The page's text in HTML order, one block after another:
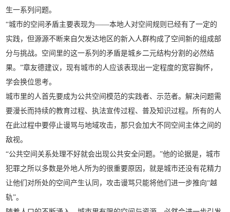
生一系列问题。
“城市的空间矛盾主要表现为——本地人对空间规则已经有了一定的
实践，但源源不断来自欠发达地区的新入人群构成了空间新的组成部
分与挑战。空间里的这一系列的矛盾是城乡二元结构分割的必然结
果。”章友德建议，现有城市的人应该表现出一定程度的宽容胸怀，
学会换位思考。
城市里的人首先要成为公共空间模范的实践者、示范者。解决问题需
要漫长而持续的教育过程、执法宣传过程、普及知识过程。所有的人
在此过程中要停止谩骂与地域攻击，那只会加大不同空间主体之间的
敌视。
“公共空间关系处理不好就会出现公共安全问题。”他的论据是，城市
犯罪之所以多数是外地人所为的很重要原因，就是城市还没有花精力
让他们对所处的空间产生认同，攻击谩骂只能将他们进一步推向“越
轨”。